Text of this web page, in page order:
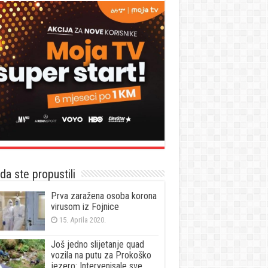
ste propustili
Prva zaražena osoba korona
virusom iz Fojnice
15. Aprila 2020.
Još jedno slijetanje quad
vozila na putu za Prokoško
jezero: Intervenisale sve